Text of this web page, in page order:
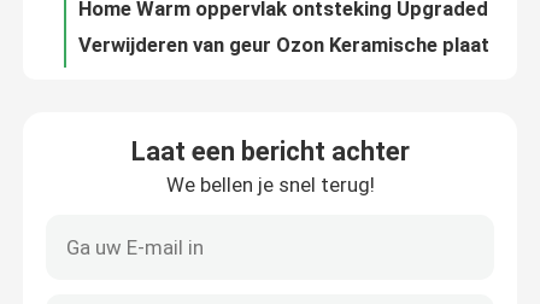
Kwaliteitscontrole
Contact de V.S.Laat een bericht achter
We bellen je snel terug!